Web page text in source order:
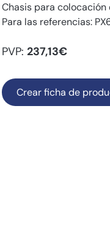
Chasis para
Para las referencias:
PVP: 237,13€
Crear ficha de